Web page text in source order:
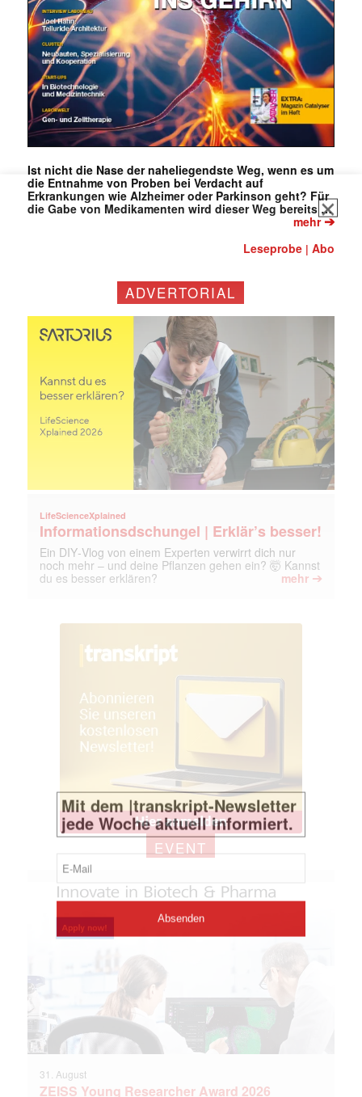
Mit dem |transkript-Newsletter
(erforderlich)
Ist nicht die Nase der naheliegendste Weg, wenn es um
die Entnahme von Proben bei Verdacht auf
Erkrankungen wie Alzheimer oder Parkinson geht? Für
die Gabe von Medikamenten wird dieser Weg bereits …
mehr➔
Leseprobe |Abo
ADVERTORIAL
LifeScienceXplained
Informationsdschungel | Erklär’s besser!
Ein DIY‑Vlog von einem Experten verwirrt dich nur
noch mehr – und deine Pflanzen gehen ein? 🤯 Kannst
du es besser erklären?
mehr ➔
EVENT
31. August
ZEISS Young Researcher Award 2026